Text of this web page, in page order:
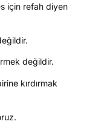
için refah diyen
değildir.
kırdırmak